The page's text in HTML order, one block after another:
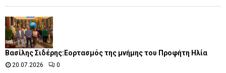
Βασίλης Σιδέρης:Εορτασμός της μνήμης του Προφήτη Ηλία
20.07.2026 0